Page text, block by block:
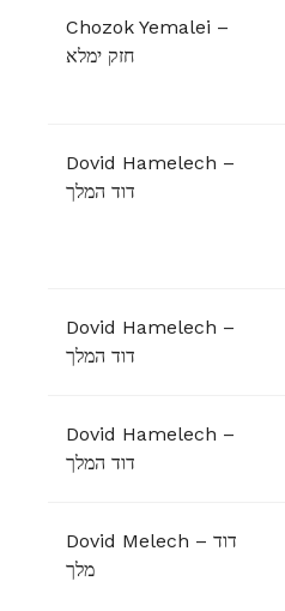
Chozok Yemalei –
חזק ימלא
Dovid Hamelech –
דוד המלך
Dovid Hamelech –
דוד המלך
Dovid Hamelech –
דוד המלך
Dovid Melech – דוד
מלך